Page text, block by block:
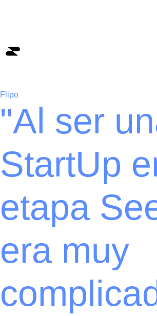
Flipo
"Al ser
StartUp
etapa
era muy